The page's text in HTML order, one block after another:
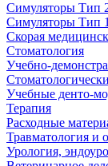
Симуляторы Тип
Симуляторы Тип
Скорая
Стоматология
Учебно-
Учебные денто-
Терапия
Расходные
Травматология и
Урология,